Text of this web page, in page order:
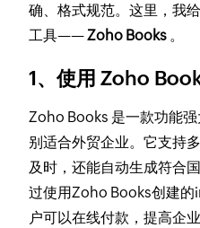
确、格式规范。这里，我
工具——Zoho Books 。
1、使用 Zoho
Zoho Books 是一款功能
别适合外贸企业。它支持
及时，还能自动生成符合
过使用Zoho Books创建
户可以在线付款，提高企